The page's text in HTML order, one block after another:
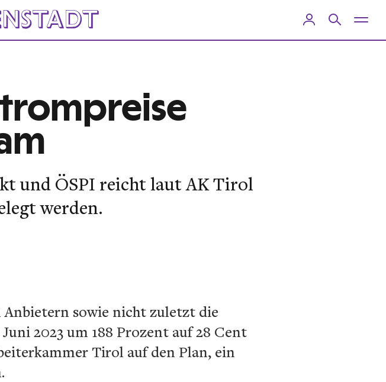
und ÖSPI reicht laut AK Tirol
werden.
sowie nicht zuletzt die
2023 um 188 Prozent auf 28 Cent
Tirol auf den Plan, ein